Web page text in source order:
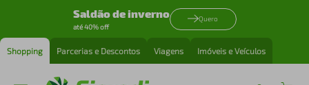
Saldão de inverno
até 40% off
Quero
Shopping Parcerias e Descontos Viagens Imóveis e Veículos